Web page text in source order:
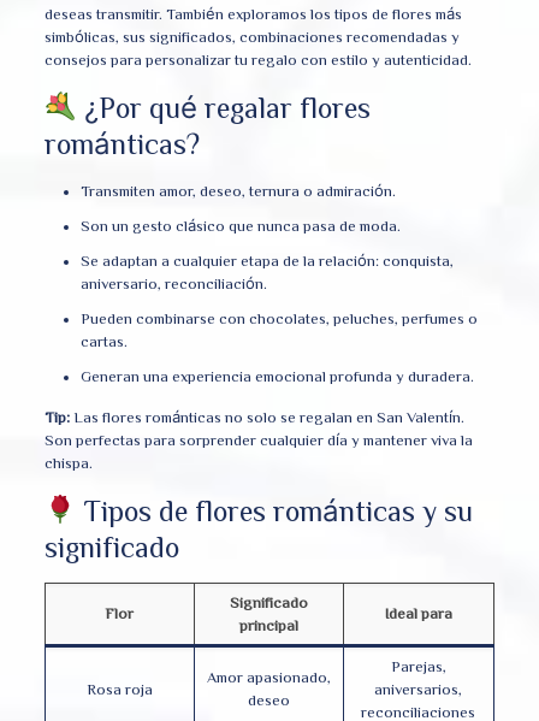
deseas transmitir. También exploramos los tipos de flores más
simbólicas, sus significados, combinaciones recomendadas y
consejos para personalizar tu regalo con estilo y autenticidad.
¿Por qué regalar flores
románticas?
Transmiten amor, deseo, ternura o admiración.
Son un gesto clásico que nunca pasa de moda.
Se adaptan a cualquier etapa de la relación: conquista,
aniversario, reconciliación.
Pueden combinarse con chocolates, peluches, perfumes o
cartas.
Generan una experiencia emocional profunda y duradera.
Tip:Las flores románticas no solo se regalan en San Valentín.
Son perfectas para sorprender cualquier día y mantener viva la
chispa.
Tipos de flores románticas y su
significado
Flor
Significado
principal
Ideal para
Rosa roja
Amor apasionado,
deseo
Parejas,
aniversarios,
reconciliaciones